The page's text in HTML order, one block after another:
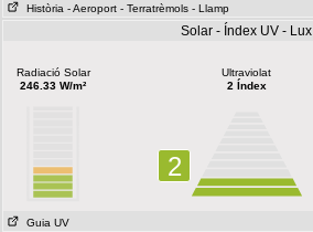
Història - Aeroport - Terratrèmols - Llamp
Solar - Índex UV - Lux
Radiació Solar
246.33 W/m²
Ultraviolat
2 Índex
2
Guia UV